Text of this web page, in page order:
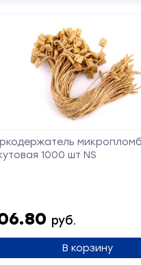
1000 шт NS
руб.
В корзину